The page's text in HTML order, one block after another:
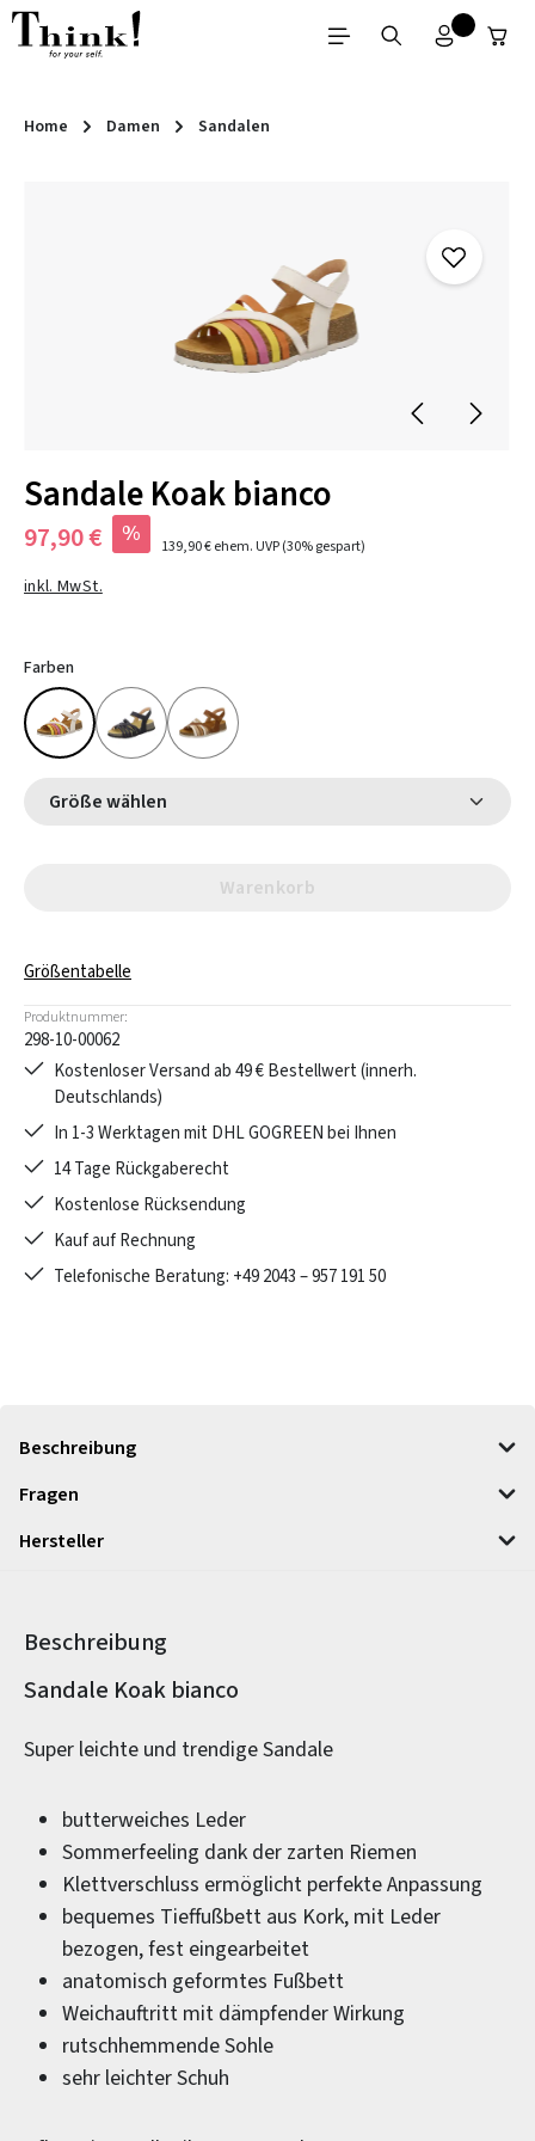
Zum Hauptinhalt springen
Home Damen Sandalen
Sandale Koak bianco
97,90 € % 139,90 €ehem. UVP(30% gespart)
inkl. MwSt.
Farben
Größe wählen
Warenkorb
Größentabelle
Produktnummer:
298-10-00062
Kostenloser Versand ab 49 € Bestellwert (innerh.
Deutschlands)
In 1-3 Werktagen mit DHL GOGREEN bei Ihnen
14 Tage Rückgaberecht
Kostenlose Rücksendung
Kauf auf Rechnung
Telefonische Beratung: +49 2043 – 957 191 50
Beschreibung
Fragen
Hersteller
Beschreibung
Produktinformationen
Sandale Koak bianco
Super leichte und trendige Sandale
butterweiches Leder
Sommerfeeling dank der zarten Riemen
Klettverschluss ermöglicht perfekte Anpassung
bequemes Tieffußbett aus Kork, mit Leder
bezogen, fest eingearbeitet
anatomisch geformtes Fußbett
Weichauftritt mit dämpfender Wirkung
rutschhemmende Sohle
sehr leichter Schuh